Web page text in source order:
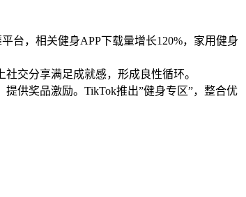
台，相关健身APP下载量增长120%，家用健身
交分享满足成就感，形成良性循环。
供奖品激励。TikTok推出”健身专区”，整合优